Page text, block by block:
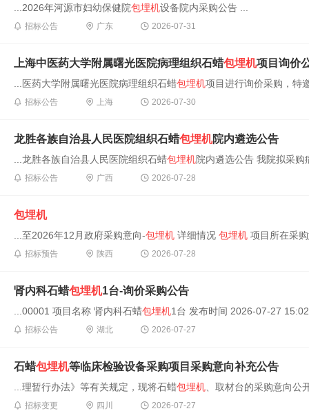
...2026年河源市妇幼保健院包埋机设备院内采购公告 ...
招标公告 广东 2026-07-31
上海中医药大学附属曙光医院病理组织石蜡包埋机项目询价
...医药大学附属曙光医院病理组织石蜡包埋机项目进行询价采购，特
招标公告 上海 2026-07-30
龙胜各族自治县人民医院组织石蜡包埋机院内遴选公告
...龙胜各族自治县人民医院组织石蜡包埋机院内遴选公告 我院拟采购
招标公告 广西 2026-07-28
包埋机
...至2026年12月政府采购意向-包埋机 详细情况 包埋机 项目所在采
招标预告 陕西 2026-07-28
肾内科石蜡包埋机1台-询价采购公告
...00001 项目名称 肾内科石蜡包埋机1台 发布时间 2026-07-27
招标公告 湖北 2026-07-27
石蜡包埋机等临床检验设备采购项目采购意向补充公告
...理暂行办法》等有关规定，现将石蜡包埋机 、取材台的采购意向
招标变更 四川 2026-07-27